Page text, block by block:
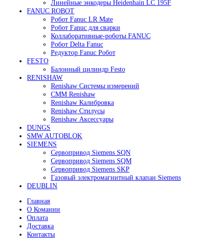
Сервоуселители Fanuc
Энкодеры Fanuc
Fanuc PCB Плата
Серводвигатели Fanuc
MITSUBISHI ELECTRIC
Сервоприводы Mitsubishi
HEIDENHAIN
Линейные энкодеры Heidenhain LS 628C
Линейные энкодеры Heidenhain LS 688C
Линейные энкодеры Heidenhain LC 185
Линейные энкодеры Heidenhain LC 195F
FANUC ROBOT
Робот Fanuc для сварки
Коллаборативные-роботы FANUC
Робот Delta Fanuc
Редуктор Fanuc Робот
FESTO
CMM Renishaw